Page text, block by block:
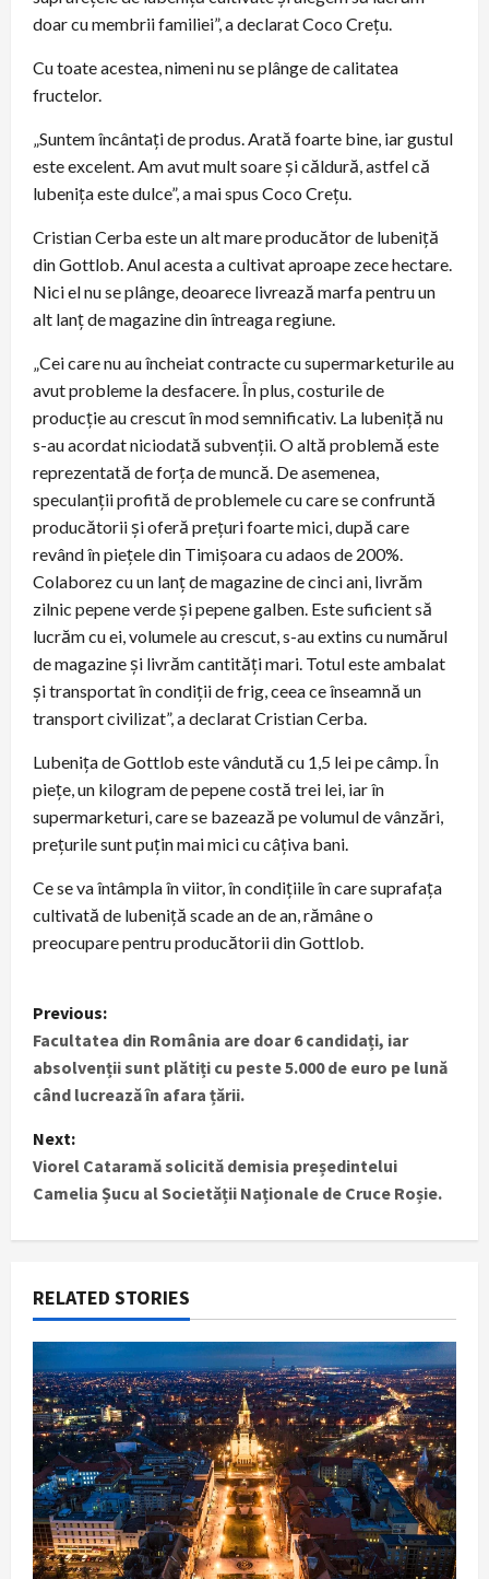
doar cu membrii familiei”, a declarat Coco Crețu.
Cu toate acestea, nimeni nu se plânge de calitatea
fructelor.
„Suntem încântați de produs. Arată foarte bine, iar gustul
este excelent. Am avut mult soare și căldură, astfel că
lubenița este dulce”, a mai spus Coco Crețu.
Cristian Cerba este un alt mare producător de lubeniță
din Gottlob. Anul acesta a cultivat aproape zece hectare.
Nici el nu se plânge, deoarece livrează marfa pentru un
alt lanț de magazine din întreaga regiune.
„Cei care nu au încheiat contracte cu supermarketurile au
avut probleme la desfacere. În plus, costurile de
producție au crescut în mod semnificativ. La lubeniță nu
s-au acordat niciodată subvenții. O altă problemă este
reprezentată de forța de muncă. De asemenea,
speculanții profită de problemele cu care se confruntă
producătorii și oferă prețuri foarte mici, după care
revând în piețele din Timișoara cu adaos de 200%.
Colaborez cu un lanț de magazine de cinci ani, livrăm
zilnic pepene verde și pepene galben. Este suficient să
lucrăm cu ei, volumele au crescut, s-au extins cu numărul
de magazine și livrăm cantități mari. Totul este ambalat
și transportat în condiții de frig, ceea ce înseamnă un
transport civilizat”, a declarat Cristian Cerba.
Lubenița de Gottlob este vândută cu 1,5 lei pe câmp. În
piețe, un kilogram de pepene costă trei lei, iar în
supermarketuri, care se bazează pe volumul de vânzări,
prețurile sunt puțin mai mici cu câțiva bani.
Ce se va întâmpla în viitor, în condițiile în care suprafața
cultivată de lubeniță scade an de an, rămâne o
preocupare pentru producătorii din Gottlob.
P
o
s
t
n
a
v
i
g
a
t
i
o
Previous:
Facultatea din România are doar 6 candidați, iar
absolvenții sunt plătiți cu peste 5.000 de euro pe lună
când lucrează în afara țării.
Next:
Viorel Cataramă solicită demisia președintelui
Camelia Șucu al Societății Naționale de Cruce Roșie.
RELATED STORIES